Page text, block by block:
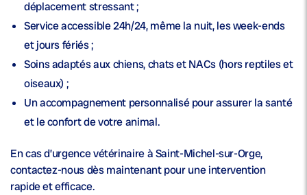
déplacement stressant ;
Service accessible 24h/24, même la nuit, les week-ends
et jours fériés ;
Soins adaptésaux chiens, chats et NACs (hors reptiles et
oiseaux) ;
Un accompagnement personnalisé pour assurer la santé
et le confort de votre animal.
En cas d’urgence vétérinaire à Saint-Michel-sur-Orge,
contactez-nous dès maintenant pour une intervention
rapide et efficace.